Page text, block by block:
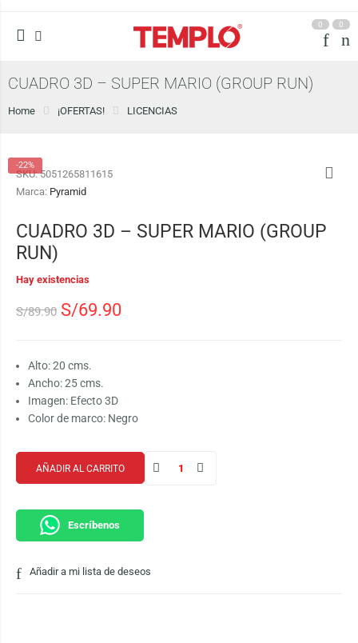
0 0
CUADRO 3D – SUPER MARIO (GROUP RUN)
Home ¡OFERTAS! LICENCIAS
-22%
SKU:5051265811615
Marca: Pyramid
CUADRO 3D – SUPER MARIO (GROUP
RUN)
Hay existencias
S/89.90 S/69.90
Alto: 20 cms.
Ancho: 25 cms.
Imagen: Efecto 3D
Color de marco: Negro
AÑADIR AL CARRITO
Escríbenos
Añadir a mi lista de deseos